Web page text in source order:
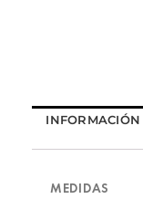
MEDIDAS